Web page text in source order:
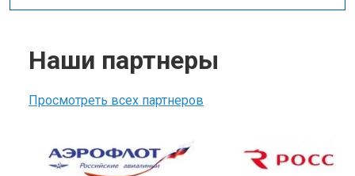
Наши партнеры
Просмотреть всех партнеров